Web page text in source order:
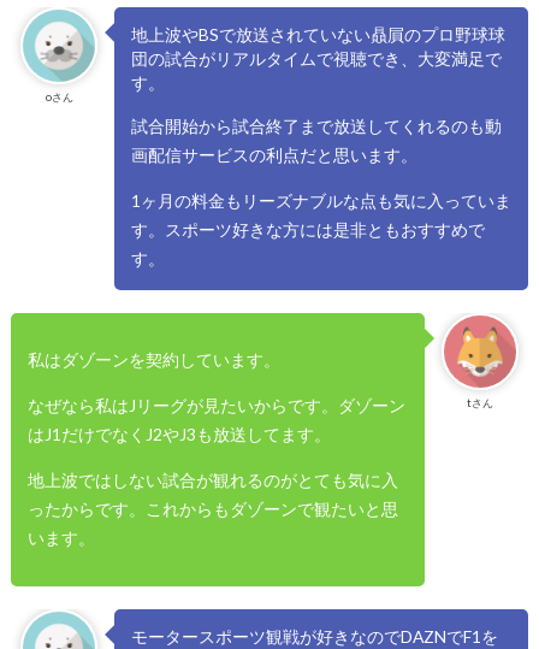
oさん
地上波やBSで放送されていない贔屓のプロ野球球
団の試合がリアルタイムで視聴でき、大変満足で
す。
試合開始から試合終了まで放送してくれるのも動
画配信サービスの利点だと思います。
1ヶ月の料金もリーズナブルな点も気に入っていま
す。スポーツ好きな方には是非ともおすすめで
す。
tさん
私はダゾーンを契約しています。
なぜなら私はJリーグが見たいからです。ダゾーン
はJ1だけでなくJ2やJ3も放送してます。
地上波ではしない試合が観れるのがとても気に入
ったからです。これからもダゾーンで観たいと思
います。
モータースポーツ観戦が好きなのでDAZNでF1を